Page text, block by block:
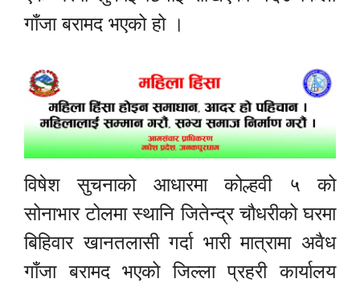
गाँजा बरामद भएको हो ।
विषेश सुचनाको आधारमा कोल्हवी ५ को
सोनाभार टोलमा स्थानि जितेन्द्र चौधरीको घरमा
बिहिवार खानतलासी गर्दा भारी मात्रामा अवैध
गाँजा बरामद भएको जिल्ला प्रहरी कार्यालय